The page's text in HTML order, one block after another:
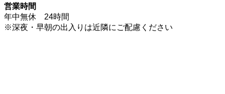
営業時間
年中無休 24時間
※深夜・早朝の出入りは近隣にご配慮ください